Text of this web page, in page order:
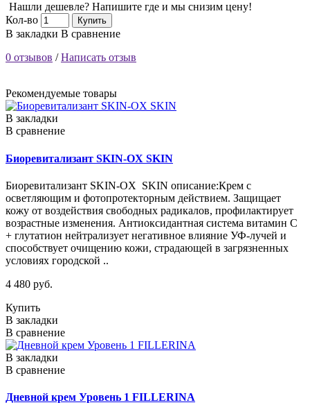
Нашли дешевле? Напишите где и мы снизим цену!
Кол-во
Купить
В закладки В сравнение
0 отзывов /Написать отзыв
Рекомендуемые товары
В закладки
В сравнение
Биоревитализант SKIN-OX SKIN
Биоревитализант SKIN-OX SKIN описание:Крем c
осветляющим и фотопротекторным действием. Защищает
кожу от воздействия свободных радикалов, профилактирует
возрастные изменения. Антиоксидантная система витамин С
+ глутатион нейтрализует негативное влияние УФ-лучей и
способствует очищению кожи, страдающей в загрязненных
условиях городской ..
4 480 руб.
Купить
В закладки
В сравнение
В закладки
В сравнение
Дневной крем Уровень 1 FILLERINA